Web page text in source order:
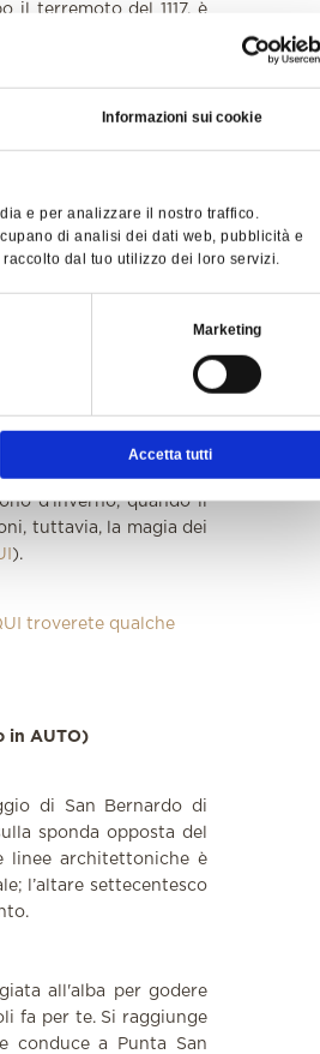
Informazioni sui cookie
e per analizzare il nostro traffico.
di analisi dei dati web, pubblicità e
dal tuo utilizzo dei loro servizi.
Marketing
Accetta tutti
il terremoto del 1117, è
anche il chiostro
e senza campanile,
che la costeggia. Noi
al colorato mercato
dai produttori
vicini,cliccate QUI.
d'inverno, quando il
tuttavia, la magia dei
).
troverete qualche
in AUTO)
di San Bernardo di
sponda opposta del
linee architettoniche è
l’altare settecentesco
all'alba per godere
fa per te. Si raggiunge
conduce a Punta San